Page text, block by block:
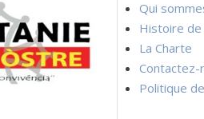
Qui
Histoire de
La Charte
Contactez-
Politique